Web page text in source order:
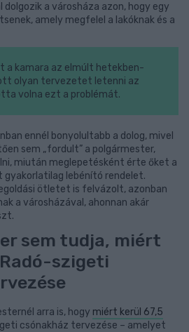
dolgozik a városháza azon, hogy egy
amely megfelel a lakóknak és a
a kamara az elmúlt hetekben-
olyan tervezetet letenni az
volna ezt a problémát.
ennél bonyolultabb a dolog, mivel
sem „fordult” a polgármester,
miután meglepetésként érte őket a
gyakorlatilag lebénító rendelet.
ötletet is felvázolt, azonban
a városházával, ahonnan akár
sem tudja, miért
szigeti
arra is, hogy miért kerül 67,5
csónakház tervezése – amelyet